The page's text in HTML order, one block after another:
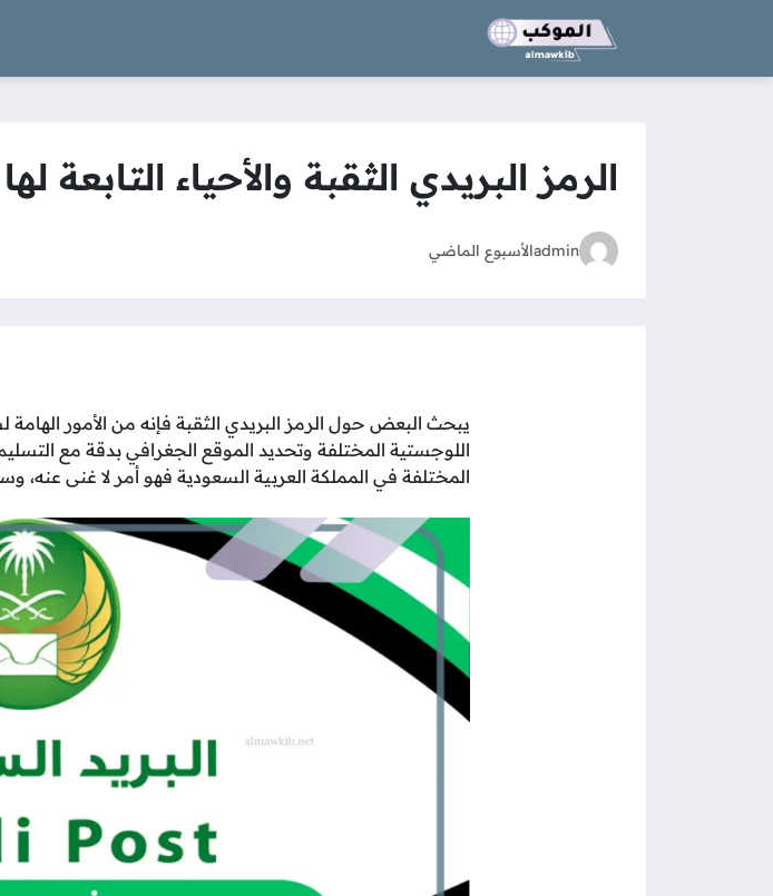
الرمز البريدي الثقبة والأحياء التابعة لها
adminالأسبوع الماضي
يبحث البعض حول الرمز البريدي الثقبة فإنه من الأمور
اللوجستية المختلفة وتحديد الموقع الجغرافي بدقة مع
المختلفة في المملكة العربية السعودية فهو أمر لا غنى